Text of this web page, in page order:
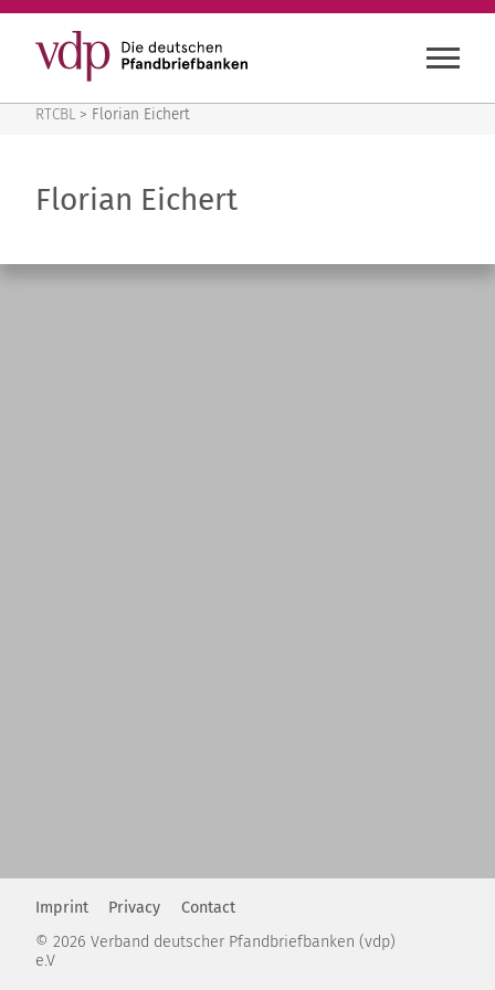
RTCBL > Florian Eichert
Florian Eichert
Imprint Privacy
Contact
© 2026 Verband deutscher Pfandbriefbanken (vdp)
e.V